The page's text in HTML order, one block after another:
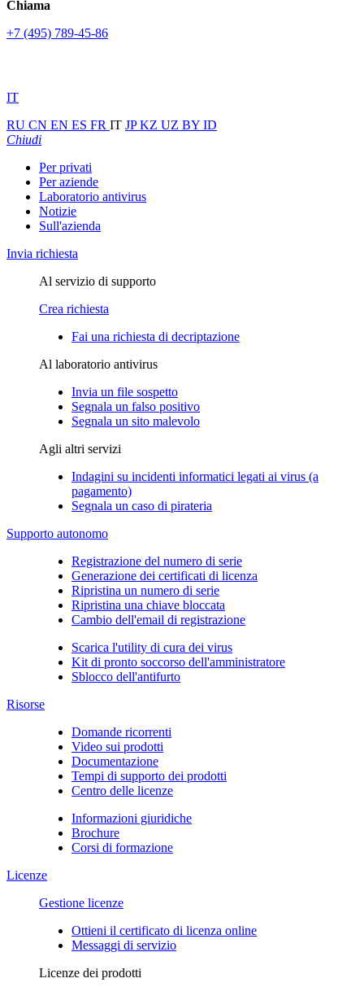
Chiama
+7 (495) 789-45-86
IT
RU CN EN ES FR IT JPKZ UZ BY ID
Chiudi
Per privati
Per aziende
Laboratorio antivirus
Notizie
Sull'azienda
Invia richiesta
Al servizio di supporto
Crea richiesta
Fai una richiesta di decriptazione
Al laboratorio antivirus
Invia un file sospetto
Segnala un falso positivo
Segnala un sito malevolo
Agli altri servizi
Indagini su incidenti informatici legati ai virus (a
pagamento)
Segnala un caso di pirateria
Supporto autonomo
Registrazione del numero di serie
Generazione dei certificati di licenza
Ripristina un numero di serie
Ripristina una chiave bloccata
Cambio dell'email di registrazione
Scarica l'utility di cura dei virus
Kit di pronto soccorso dell'amministratore
Sblocco dell'antifurto
Risorse
Domande ricorrenti
Video sui prodotti
Documentazione
Tempi di supporto dei prodotti
Centro delle licenze
Informazioni giuridiche
Brochure
Corsi di formazione
Licenze
Gestione licenze
Ottieni il certificato di licenza online
Messaggi di servizio
Licenze dei prodotti